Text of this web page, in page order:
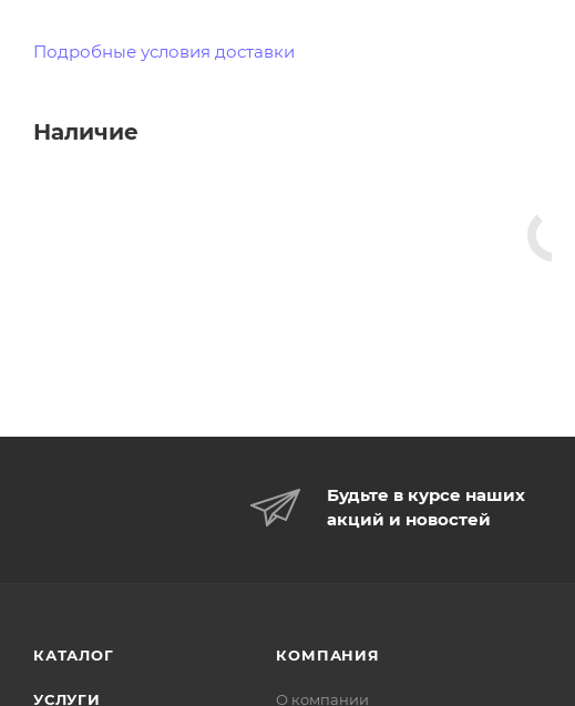
Подробные условия доставки
Наличие
Будьте в курсе наших
акций и новостей
КАТАЛОГ
УСЛУГИ
КОМПАНИЯ
О компании